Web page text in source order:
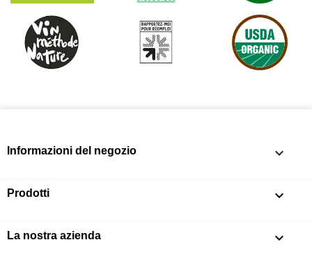
Informazioni del negozio keyboard_arrow_down
Prodotti 
La nostra azienda 